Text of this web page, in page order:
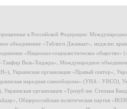
в Российской Федерации:
объединение «Таблиги Джамаат», меджлис
«Национал-социалистическое общество»
Валь-Хиджра», Международное
Украинская организация «Правый сектор»,
народная самооборона» (УНА - УНСО),
организация «Тризуб им. Степана
Общероссийская политическая партия